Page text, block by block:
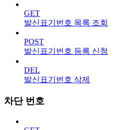
GET
발신표기번호 목록 조회
POST
발신표기번호 등록 신청
DEL
발신표기번호 삭제
차단 번호